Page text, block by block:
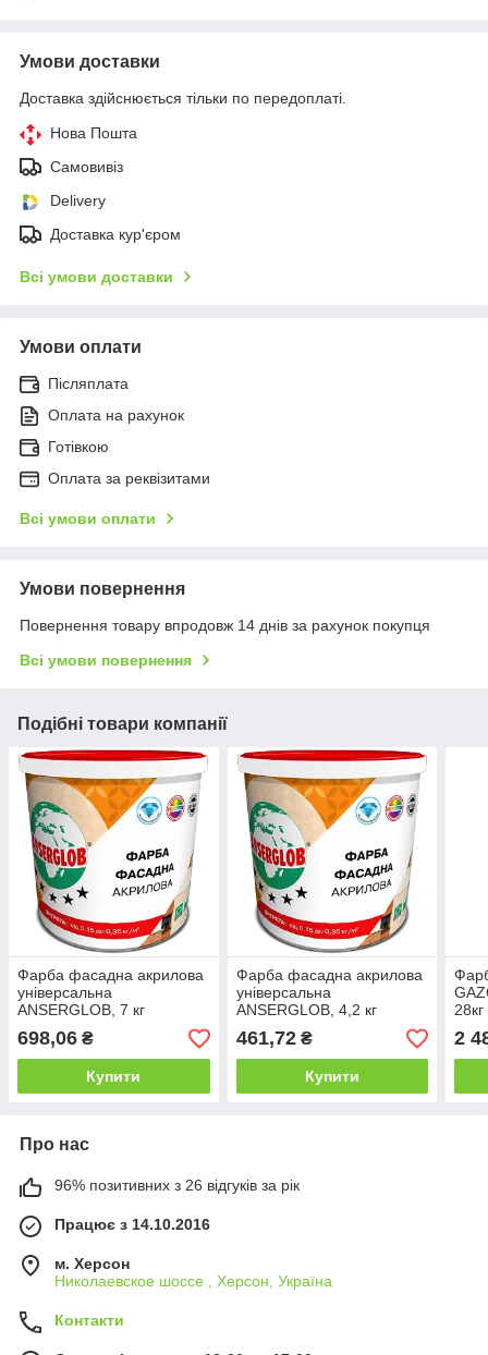
Умови доставки
Доставка здійснюється тільки по передоплаті.
Нова Пошта
Самовивіз
Delivery
Доставка кур'єром
Всі умови доставки
Умови оплати
Післяплата
Оплата на рахунок
Готівкою
Оплата за реквізитами
Всі умови оплати
Умови повернення
Повернення товару впродовж 14 днів за рахунок покупця
Всі умови повернення
Подібні товари компанії
Фарба фасадна акрилова
універсальна
ANSERGLOB, 7 кг
698,06 ₴
Купити
Фарба фасадна акрилова
універсальна
ANSERGLOB, 4,2 кг
461,72₴
Купити
28кг
2
Про нас
96% позитивних з 26 відгуків за рік
Працює з 14.10.2016
м. Херсон
Николаевское шоссе , Херсон, Україна
Контакти